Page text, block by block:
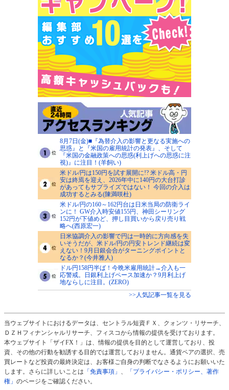
8月7日(金)■『為替介入の影響と更なる実施への
思惑』と『米国の雇用統計の発表』、そして
『米国の金融政策への思惑(利上げへの思惑に注
視)』に注目！(羊飼い)
米ドル/円は150円を試す展開に!? 米ドル高・円
安は終焉を迎え、2026年中に140円の大台打診
があってもサプライズではない！ 今回の介入は
成功するとみる(陳満咲杜)
米ドル/円の160～162円台は日米当局の防衛ライ
ンに！ GW介入時安値155円、神田シーリング
152円が下値めど、押し目買いから戻り売り戦
略へ(西原宏一)
日米協調介入の影響で円は一時的に方向感を失
いそうだが、米ドル/円の円安トレンド継続は変
えない！9月日銀会合がターニングポイントと
なるか？(今井雅人)
ドル円158円半ば！今晩米雇用統計→介入も一
応警戒。日銀利上げペース加速か？9月利上げ
地ならしに注目。(ZERO)
>>人気記事一覧を見る
当ウェブサイトにおけるデータは、セントラル短資ＦＸ、クォンツ・リサーチ、
ＤＺＨフィナンシャルリサーチ、フィスコから情報の提供を受けております。
本ウェブサイト「ザイFX！」は、情報の提供を目的として運営しており、投
資、その他の行動を勧誘する目的では運営しておりません。通貨ペアの選択、売
買レートなど投資の最終決定は、お客様ご自身の判断でなさるようにお願いいた
します。さらに詳しいことは 「免責事項」
「プライバシー・ポリシー、著作
権」 のページをご確認ください。